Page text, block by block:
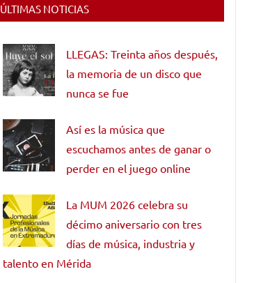
ÚLTIMAS NOTICIAS
LLEGAS: Treinta años después,
la memoria de un disco que
nunca se fue
Así es la música que
escuchamos antes de ganar o
perder en el juego online
La MUM 2026 celebra su
décimo aniversario con tres
días de música, industria y
talento en Mérida